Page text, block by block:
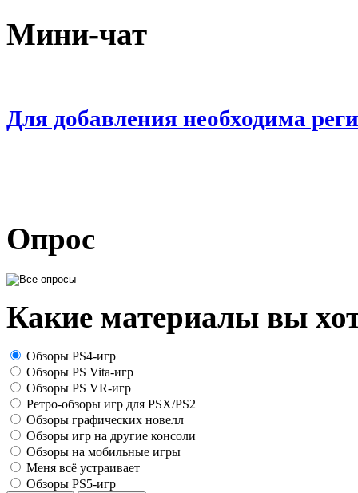
Мини-чат
Для добавления необходима
Опрос
Какие материалы вы
Обзоры PS4-игр
Обзоры PS Vita-игр
Обзоры PS VR-игр
Ретро-обзоры игр для PSX/PS2
Обзоры графических новелл
Обзоры игр на другие консоли
Обзоры на мобильные игры
Меня всё устраивает
Обзоры PS5-игр